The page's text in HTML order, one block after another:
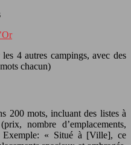
4 autres campings, avec des
chacun)
200 mots, incluant des listes à
nombre d’emplacements,
Exemple: « Situé à [Ville], ce